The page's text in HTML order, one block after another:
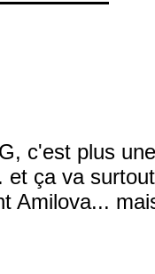
c'est plus
et ça va
Amilova...